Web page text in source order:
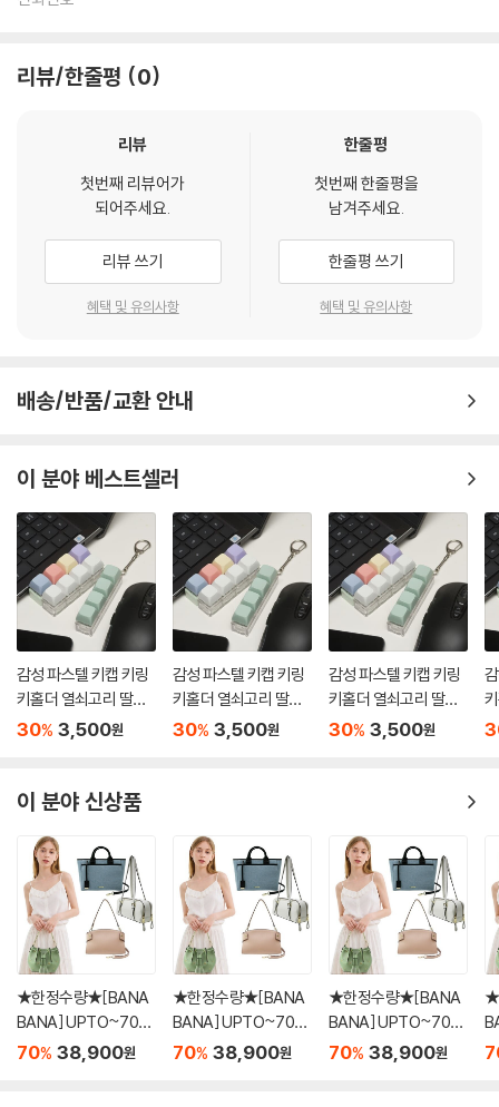
리뷰/한줄평 0
리뷰
첫번째 리뷰어가
되어주세요.
리뷰 쓰기
혜택 및 유의사항
한줄평
첫번째 한줄평을
남겨주세요.
한줄평 쓰기
혜택 및 유의사항
배송/반품/교환 안내
이 분야 베스트셀러
감성 파스텔 키캡 키링
키홀더 열쇠고리 딸깍
이
30% 3,500원
감성 파스텔 키캡 키링
키홀더 열쇠고리 딸깍
이
30% 3,500원
감성 파스텔 키캡 키링
키홀더 열쇠고리 딸깍
이
30% 3,500원
이
이 분야 신상품
★한정수량★[BANA
BANA] UPTO~70%
단독 3만원 균일가 BE
70% 38,900원
★한정수량★[BANA
BANA] UPTO~70%
단독 3만원 균일가 BE
70% 38,900원
★한정수량★[BANA
BANA] UPTO~70%
단독 3만원 균일가 BE
70% 38,900원
★